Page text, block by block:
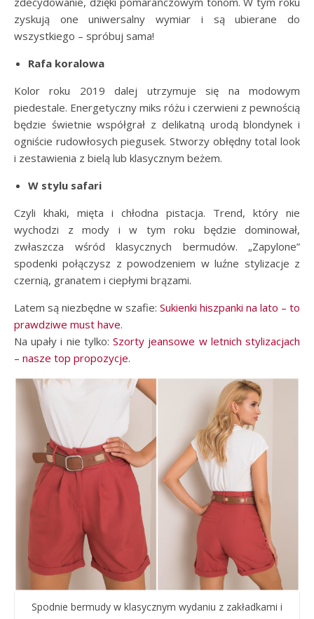
zyskują one uniwersalny wymiar i są ubierane do
wszystkiego – spróbuj sama!
Rafa koralowa
Kolor roku 2019 dalej utrzymuje się na modowym
piedestale. Energetyczny miks różu i czerwieni z pewnością
będzie świetnie współgrał z delikatną urodą blondynek i
ogniście rudowłosych piegusek. Stworzy obłędny total look
i zestawienia z bielą lub klasycznym beżem.
W stylu safari
Czyli khaki, mięta i chłodna pistacja. Trend, który nie
wychodzi z mody i w tym roku będzie dominował,
zwłaszcza wśród klasycznych bermudów. „Zapylone”
spodenki połączysz z powodzeniem w luźne stylizacje z
czernią, granatem i ciepłymi brązami.
Latem są niezbędne w szafie: Sukienki hiszpanki na lato – to
prawdziwe must have.
Na upały i nie tylko:Szorty jeansowe w letnich stylizacjach
– nasze top propozycje.
Spodnie bermudy w klasycznym wydaniu z zakładkami i